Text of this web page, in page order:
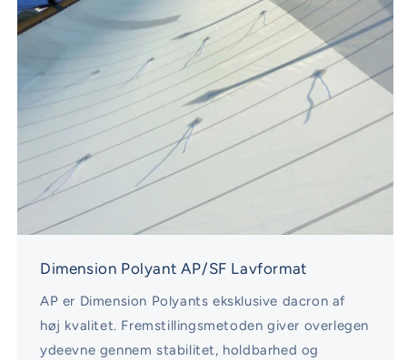
Dimension Polyant AP/SF Lavformat
AP er Dimension Polyants eksklusive dacron af
høj kvalitet. Fremstillingsmetoden giver overlegen
ydeevne gennem stabilitet, holdbarhed og